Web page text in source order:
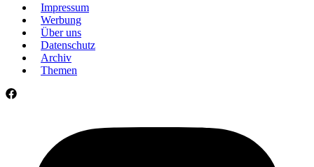
Impressum
Werbung
Über uns
Datenschutz
Archiv
Themen